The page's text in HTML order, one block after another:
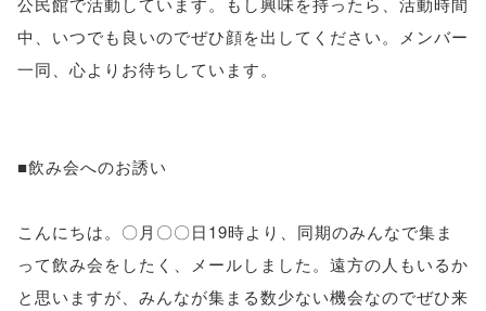
中、いつでも良いのでぜひ顔を出してください。メンバー
一同、心よりお待ちしています。
■飲み会へのお誘い
こんにちは。〇月〇〇日19時より、同期のみんなで集ま
って飲み会をしたく、メールしました。遠方の人もいるか
と思いますが、みんなが集まる数少ない機会なのでぜひ来